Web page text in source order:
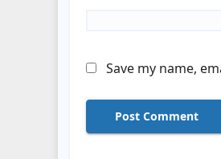
Save my name,